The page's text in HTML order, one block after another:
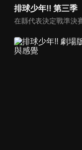
排球少年!! 第三季